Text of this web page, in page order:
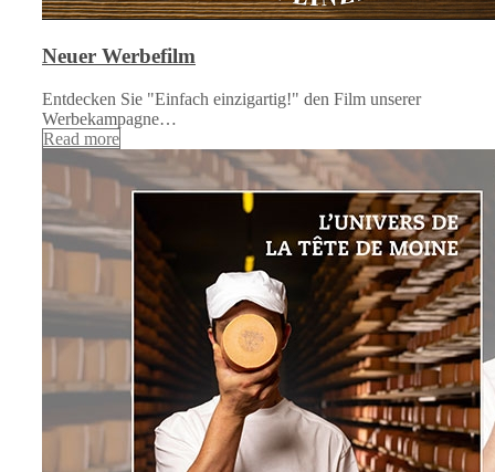
Neuer Werbefilm
Entdecken Sie "Einfach einzigartig!" den Film unserer
Werbekampagne…
Read more